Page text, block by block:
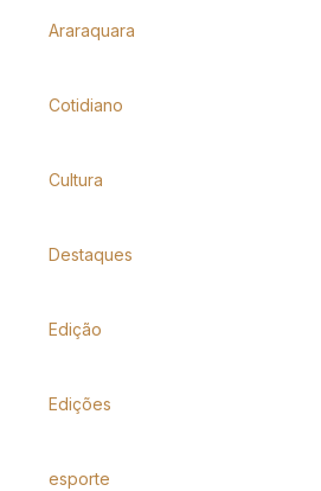
Araraquara
Cotidiano
Cultura
Destaques
Edição
Edições
esporte